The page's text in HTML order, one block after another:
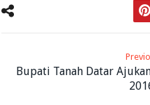
Bupati Tanah Datar